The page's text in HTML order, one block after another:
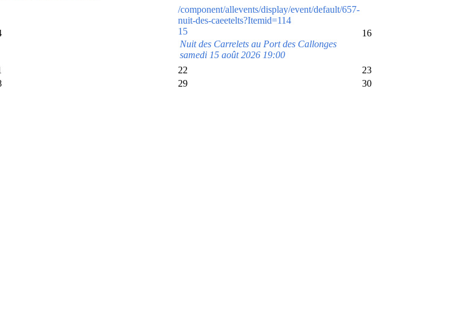
/component/allevents/display/event/default/657-
nuit-des-caeetelts?Itemid=114
15
Nuit des Carrelets au Port des Callonges
samedi 15 août 2026 19:00
16
22
23
29
30